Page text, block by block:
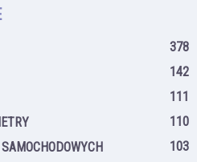
378
142
111
110
103